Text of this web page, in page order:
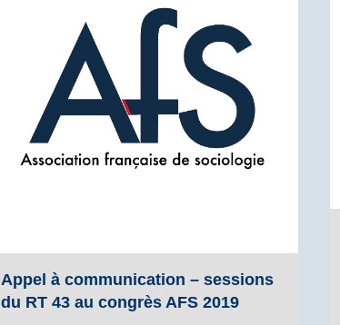
Appel à communication – sessions
du RT 43 au congrès AFS 2019